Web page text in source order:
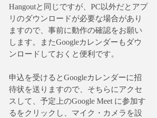
Hangoutと同じですが、PC以外だとアプ
リのダウンロードが必要な場合があり
ますので、事前に動作の確認をお願い
します。またGoogleカレンダーもダウ
ンロードしておくと便利です。
申込を受けるとGoogleカレンダーに招
待状を送りますので、そちらにアクセ
スして、予定上のGoogle Meet に参加す
るをクリックし、マイク・カメラを設